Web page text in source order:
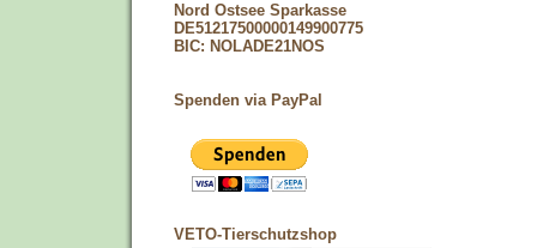
Nord Ostsee Sparkasse
DE51217500000149900775
BIC: NOLADE21NOS
Spenden via PayPal
VETO-Tierschutzshop